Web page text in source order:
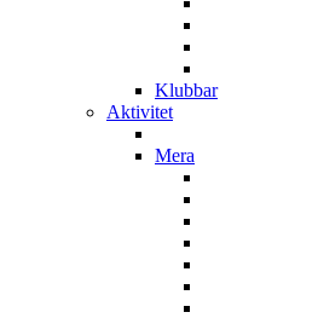
Klubbar
Aktivitet
Mera